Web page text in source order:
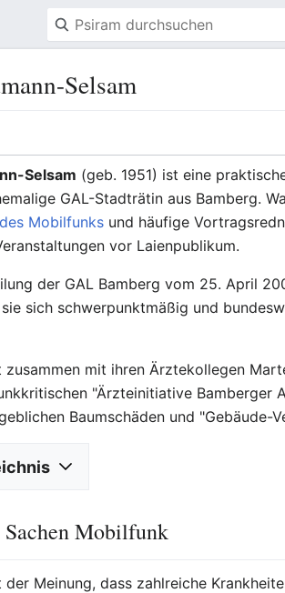
Selsam
Selsam (geb. 1951) ist eine
GAL-Stadträtin aus Bamberg.
Mobilfunks und häufige
vor Laienpublikum.
der GAL Bamberg vom 25. April
sich schwerpunktmäßig und
zusammen mit ihren Ärztekollegen
"Ärzteinitiative Bamberger
Baumschäden und "Gebäude-
Mobilfunk
der Meinung, dass zahlreiche